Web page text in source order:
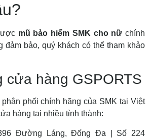
mũ bảo hiểm SMK cho nữ chính
đảm bảo, quý khách có thể tham khảo
cửa hàng GSPORTS
phối chính hãng của SMK tại Việt
hàng tại nhiều tỉnh thành:
Đường Láng, Đống Đa | Số 224